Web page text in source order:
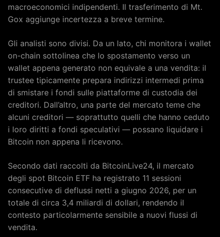
macroeconomici indipendenti. Il trasferimento di Mt.
Gox aggiunge incertezza a breve termine.
Gli analisti sono divisi. Da un lato, chi monitora i wallet
on-chain sottolinea che lo spostamento verso un
wallet appena generato non equivale a una vendita: il
trustee tipicamente prepara indirizzi intermedi prima
di smistare i fondi sulle piattaforme di custodia dei
creditori. Dall’altro, una parte del mercato teme che
alcuni creditori — soprattutto quelli che hanno ceduto
i loro diritti a fondi speculativi — possano liquidare i
Bitcoin non appena li ricevono.
Secondo dati raccolti da BitcoinLive24, il mercato
degli spot Bitcoin ETF ha registrato 11 sessioni
consecutive di deflussi netti a giugno 2026, per un
totale di circa 3,4 miliardi di dollari, rendendo il
contesto particolarmente sensibile a nuovi flussi di
vendita.